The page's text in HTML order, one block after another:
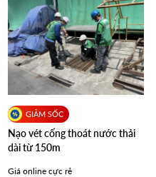
Nạo vét cống thoát nước thải
dài từ 150m
Giá online cực rẻ